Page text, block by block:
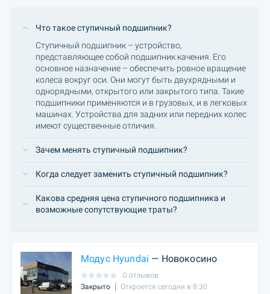
Что такое ступичный подшипник?
Ступичный подшипник – устройство,
представляющее собой подшипник качения. Его
основное назначение – обеспечить ровное вращение
колеса вокруг оси. Они могут быть двухрядными и
однорядными, открытого или закрытого типа. Такие
подшипники применяются и в грузовых, и в легковых
машинах. Устройства для задних или передних колес
имеют существенные отличия.
Зачем менять ступичный подшипник?
Когда следует заменить ступичный подшипник?
Какова средняя цена ступичного подшипника и
возможные сопутствующие траты?
Модус Hyundai — Новокосино
0 отзывов
Закрыто
Откроется сегодня в 8:30